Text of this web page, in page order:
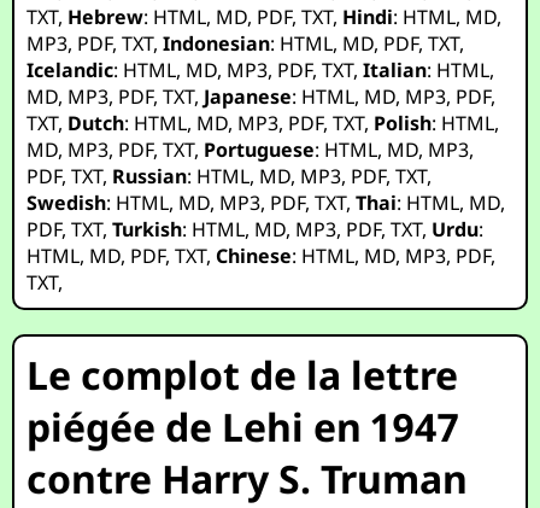
TXT, Hebrew: HTML, MD, PDF,TXT, Hindi: HTML, MD,
MP3, PDF,TXT,Indonesian: HTML, MD, PDF,TXT,
Icelandic: HTML, MD, MP3, PDF,TXT,Italian: HTML,
MD, MP3, PDF,TXT, Japanese: HTML, MD, MP3, PDF,
TXT, Dutch: HTML, MD, MP3, PDF,TXT, Polish: HTML,
MD, MP3, PDF,TXT, Portuguese: HTML, MD, MP3,
PDF,TXT, Russian: HTML, MD, MP3, PDF,TXT,
Swedish: HTML, MD, MP3, PDF,TXT,Thai: HTML, MD,
PDF,TXT,Turkish: HTML, MD, MP3, PDF,TXT, Urdu:
HTML, MD, PDF,TXT,Chinese: HTML, MD, MP3, PDF,
TXT,
Le complot de la lettre
piégée de Lehi en 1947
contre Harry S. Truman